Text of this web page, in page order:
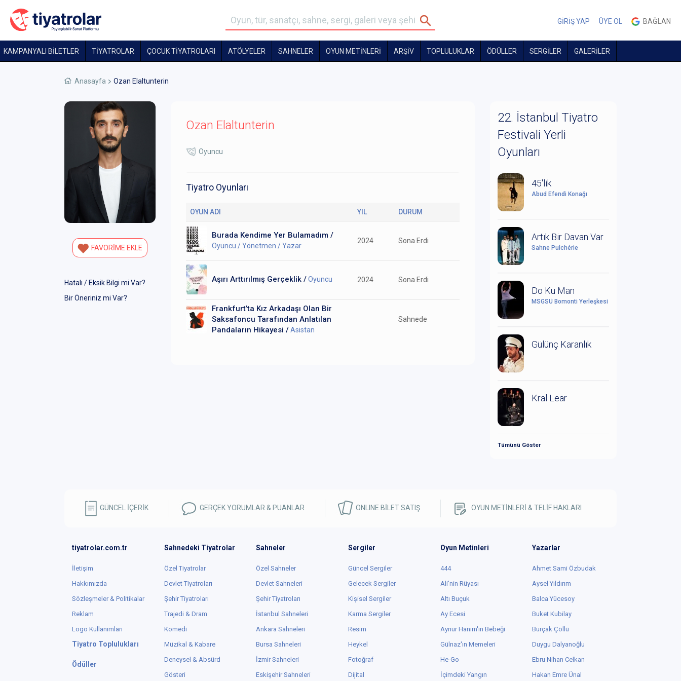
GİRİŞ YAP ÜYE OL BAĞLAN
KAMPANYALI BİLETLER TİYATROLAR ÇOCUK TIYATROLARI ATÖLYELER SAHNELER OYUN METİNLERİ ARŞİV TOPLULUKLAR ÖDÜLLER SERGİLER GALERİLER
Anasayfa Ozan Elaltunterin
FAVORİME EKLE
Hatalı / Eksik Bilgi mi Var?
Bir Öneriniz mi Var?
Ozan Elaltunterin
Oyuncu
Tiyatro Oyunları
OYUN ADI YIL DURUM
Burada Kendime Yer Bulamadım /
Oyuncu / Yönetmen / Yazar
2024 Sona Erdi
Aşırı Arttırılmış Gerçeklik /Oyuncu 2024 Sona Erdi
Frankfurt’ta Kız Arkadaşı Olan Bir
Saksafoncu Tarafından Anlatılan
Pandaların Hikayesi /Asistan
Sahnede
22. İstanbul Tiyatro
Festivali Yerli
Oyunları
45'lik
Abud Efendi Konağı
Artık Bir Davan Var
Sahne Pulchérie
Do Ku Man
MSGSÜ Bomonti Yerleşkesi
Gülünç Karanlık
Kral Lear
Tümünü Göster
GÜNCEL İÇERİK GERÇEK YORUMLAR & PUANLAR ONLINE BİLET SATIŞ OYUN METİNLERİ & TELİF HAKLARI
tiyatrolar.com.tr
İletişim
Hakkımızda
Sözleşmeler & Politikalar
Reklam
Logo Kullanımları
Tiyatro Toplulukları
Ödüller
Sahnedeki Tiyatrolar
Özel Tiyatrolar
Devlet Tiyatroları
Şehir Tiyatroları
Trajedi & Dram
Komedi
Müzikal & Kabare
Deneysel & Absürd
Gösteri
Sahneler
Özel Sahneler
Devlet Sahneleri
Şehir Tiyatroları
İstanbul Sahneleri
Ankara Sahneleri
Bursa Sahneleri
İzmir Sahneleri
Eskişehir Sahneleri
Sergiler
Güncel Sergiler
Gelecek Sergiler
Kişisel Sergiler
Karma Sergiler
Resim
Heykel
Fotoğraf
Dijital
Oyun Metinleri
444
Ali'nin Rüyası
Altı Buçuk
Ay Ecesi
Aynur Hanım'ın Bebeği
Gülnaz'ın Memeleri
He-Go
İçimdeki Yangın
Yazarlar
Ahmet Sami Özbudak
Aysel Yıldırım
Balca Yücesoy
Buket Kubilay
Burçak Çöllü
Duygu Dalyanoğlu
Ebru Nihan Celkan
Hakan Emre Ünal